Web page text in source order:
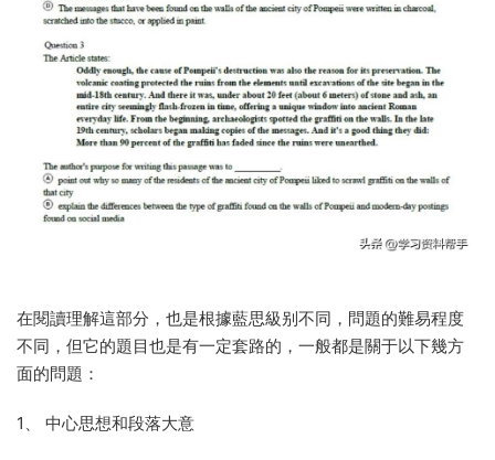
在閱讀理解這部分，也是根據藍思級别不同，問題的難易程度
不同，但它的題目也是有一定套路的，一般都是關于以下幾方
面的問題：
1、 中心思想和段落大意